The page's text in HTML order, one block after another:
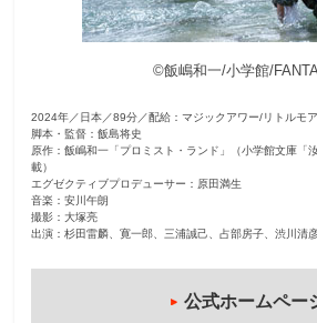
こ
の
街
で
©︎飯嶋和一/小学館/
2024年／日本／89分／配給：マジックアワー/リトルモア
脚本・監督：飯島将史
原作：飯嶋和一「プロミスト・ランド」（小学館文庫「
載）
エグゼクティブプロデューサー：原田満生
音楽：安川午朗
撮影：大塚亮
出演：杉田雷麟、寛一郎、三浦誠己、占部房子、渋川清
公式ホームペー